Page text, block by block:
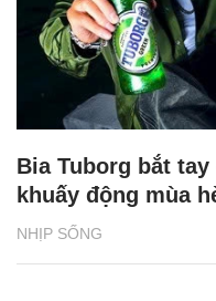
NHỊP SỐNG
Bia Tuborg bắt
khuấy động mùa